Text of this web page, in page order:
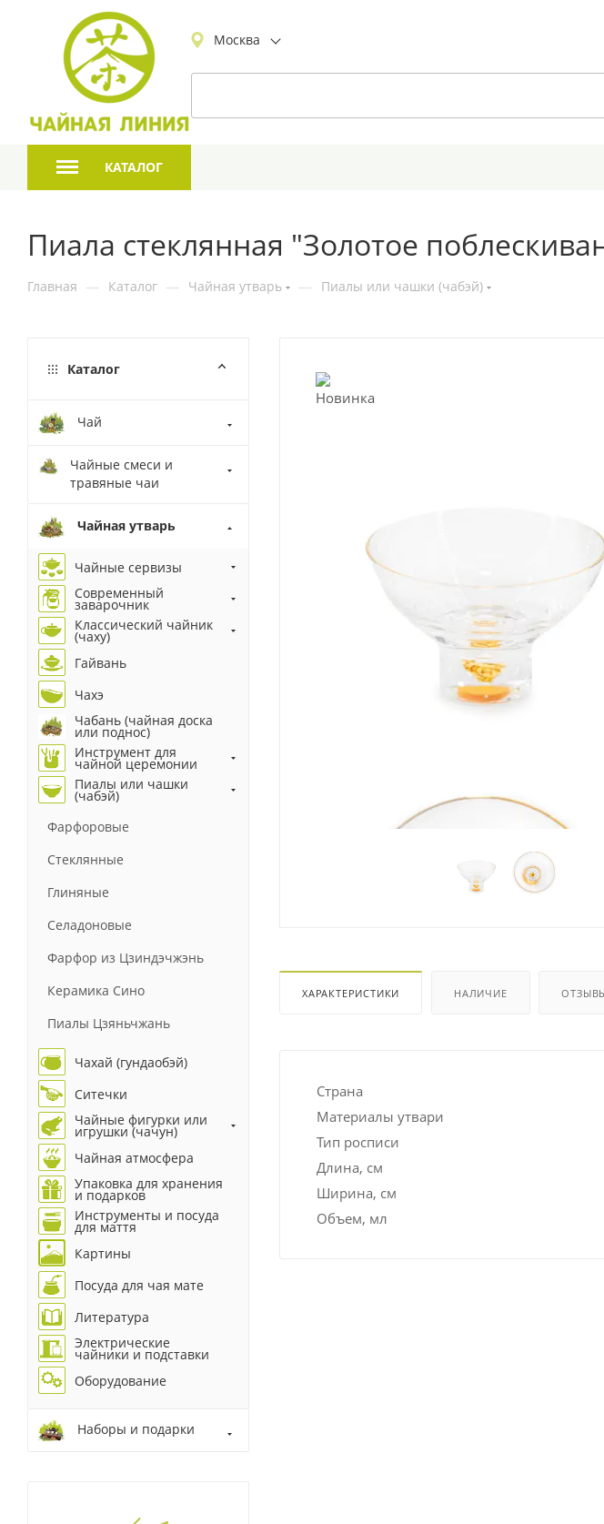
Москва
КАТАЛОГ
Пиала стеклянная "Золотое
Главная — Каталог — Чайная утварь — Пиалы или чашки (чабэй)
ХАРАКТЕРИСТИКИ НАЛИЧИЕ
Страна
Материалы утвари
Тип росписи
Длина, см
Ширина, см
Объем, мл
Каталог
Чай
Чайные смеси и
травяные чаи
Чайная утварь
Чайные сервизы
Современный
заварочник
Классический чайник
(чаху)
Гайвань
Чахэ
Чабань (чайная доска
или поднос)
Инструмент для
чайной церемонии
Пиалы или чашки
(чабэй)
Фарфоровые
Стеклянные
Глиняные
Селадоновые
Фарфор из Цзиндэчжэнь
Керамика Сино
Пиалы Цзяньчжань
Чахай (гундаобэй)
Ситечки
Чайные фигурки или
игрушки (чачун)
Чайная атмосфера
Упаковка для хранения
и подарков
Инструменты и посуда
для маття
Картины
Посуда для чая мате
Литература
Электрические
чайники и подставки
Оборудование
Наборы и подарки